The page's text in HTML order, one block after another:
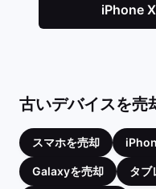
iPhone
古いデバイスを売
スマホを売却
Galaxyを売却 タブ